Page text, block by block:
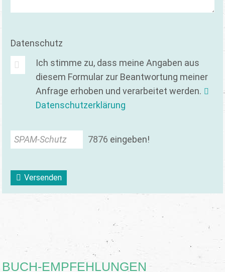
Datenschutz
Ich stimme zu, dass meine Angaben aus
diesem Formular zur Beantwortung meiner
Anfrage erhoben und verarbeitet werden.
Datenschutzerklärung
SPAM-Schutz 7876 eingeben!
Versenden
BUCH-EMPFEHLUNGEN